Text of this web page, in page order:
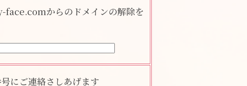
からのドメインの解除を
にご連絡さしあげます